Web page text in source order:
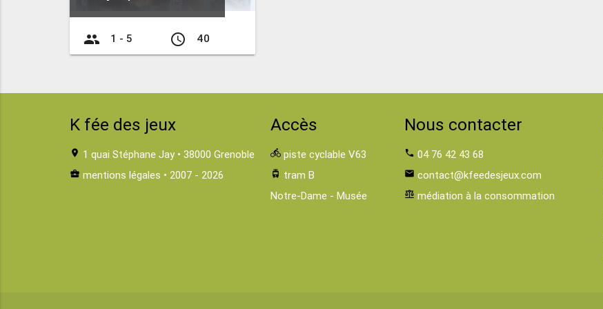
group 1 - 5 access_time 40
K fée des jeux
location_on 1 quai Stéphane Jay • 38000 Grenoble
business_center mentions légales • 2007 - 2026
Accès
directions_bike piste cyclable V63
tram tram B
Notre-Dame - Musée
Nous contacter
phone 04 76 42 43 68
email contact@kfeedesjeux.com
balance médiation à la consommation